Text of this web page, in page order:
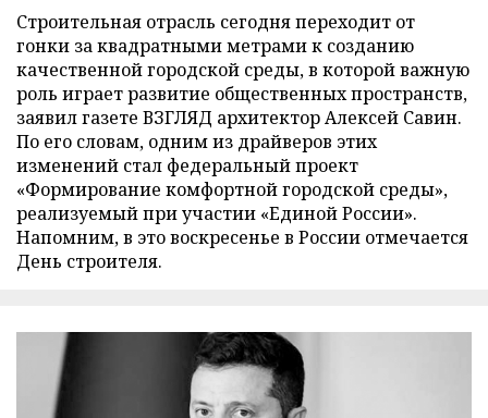
Строительная отрасль сегодня переходит от
гонки за квадратными метрами к созданию
качественной городской среды, в которой важную
роль играет развитие общественных пространств,
заявил газете ВЗГЛЯД архитектор Алексей Савин.
По его словам, одним из драйверов этих
изменений стал федеральный проект
«Формирование комфортной городской среды»,
реализуемый при участии «Единой России».
Напомним, в это воскресенье в России отмечается
День строителя.